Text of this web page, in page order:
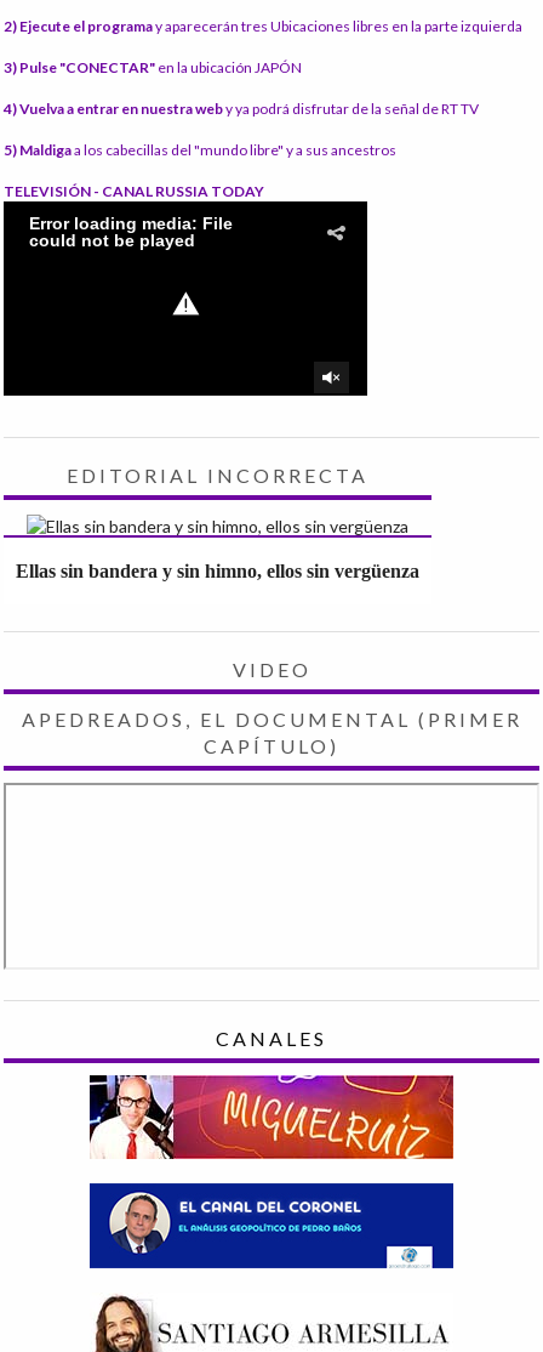
2) Ejecute el programay aparecerán tres Ubicaciones libres en la parte izquierda
3) Pulse "CONECTAR" en la ubicación JAPÓN
4) Vuelva a entrar en nuestra weby ya podrá disfrutar de la señal de RT TV
5) Maldigaa los cabecillas del "mundo libre" y a sus ancestros
TELEVISIÓN - CANAL RUSSIA TODAY
EDITORIAL INCORRECTA
Ellas sin bandera y sin himno, ellos sin vergüenza
VIDEO
APEDREADOS, EL DOCUMENTAL (PRIMER
CAPÍTULO)
CANALES